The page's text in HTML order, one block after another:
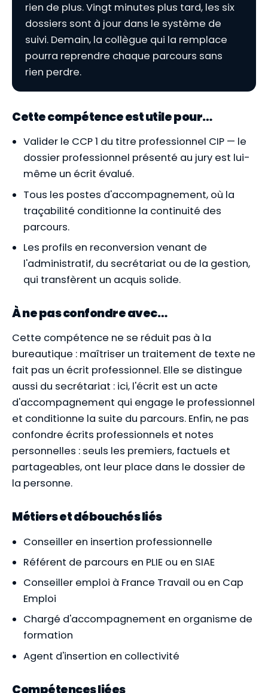
rien de plus. Vingt minutes plus tard, les six
dossiers sont à jour dans le système de
suivi. Demain, la collègue qui la remplace
pourra reprendre chaque parcours sans
rien perdre.
Cette compétence est utile pour…
Valider le CCP 1 du titre professionnel CIP — le
dossier professionnel présenté au jury est lui-
même un écrit évalué.
Tous les postes d'accompagnement, où la
traçabilité conditionne la continuité des
parcours.
Les profils en reconversion venant de
l'administratif, du secrétariat ou de la gestion,
qui transfèrent un acquis solide.
À ne pas confondre avec…
Cette compétence ne se réduit pas à la
bureautique : maîtriser un traitement de texte ne
fait pas un écrit professionnel. Elle se distingue
aussi du secrétariat : ici, l'écrit est un acte
d'accompagnement qui engage le professionnel
et conditionne la suite du parcours. Enfin, ne pas
confondre écrits professionnels et notes
personnelles : seuls les premiers, factuels et
partageables, ont leur place dans le dossier de
la personne.
Métiers et débouchés liés
Conseiller en insertion professionnelle
Référent de parcours en PLIE ou en SIAE
Conseiller emploi à France Travail ou en Cap
Emploi
Chargé d'accompagnement en organisme de
formation
Agent d'insertion en collectivité
Compétences liées